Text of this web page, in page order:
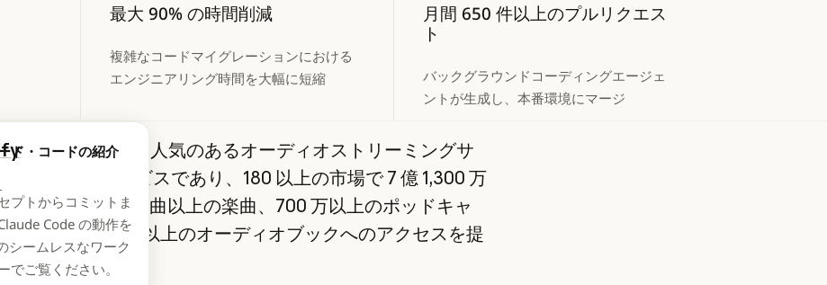
最大 90% の時間削減
複雑なコードマイグレーションにおける
エンジニアリング時間を大幅に短縮
月間 650 件以上のプルリクエス
ト
バックグラウンドコーディングエージェ
ントが生成し、本番環境にマージ
Agent SDK でエー
ド・コードの紹介
プトからコミットま
Code の動作を
シームレスなワーク
でご覧ください。
は、世界で最も人気のあるオーディオストリーミングサ
リプションサービスであり、180 以上の市場で 7 億 1,300 万
のユーザーに 1 億曲以上の楽曲、700 万以上のポッドキャ
イトル、35 万冊以上のオーディオブックへのアクセスを提
います。